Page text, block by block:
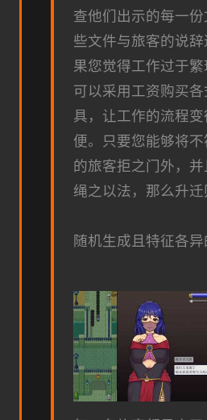
查他们出示的每一
些文件与旅客的说
果您觉得工作过于
可以采用工资购买
具，让工作的流程
便。只要您能够将
的旅客拒之门外，
绳之以法，那么升迁
随机生成且特征各